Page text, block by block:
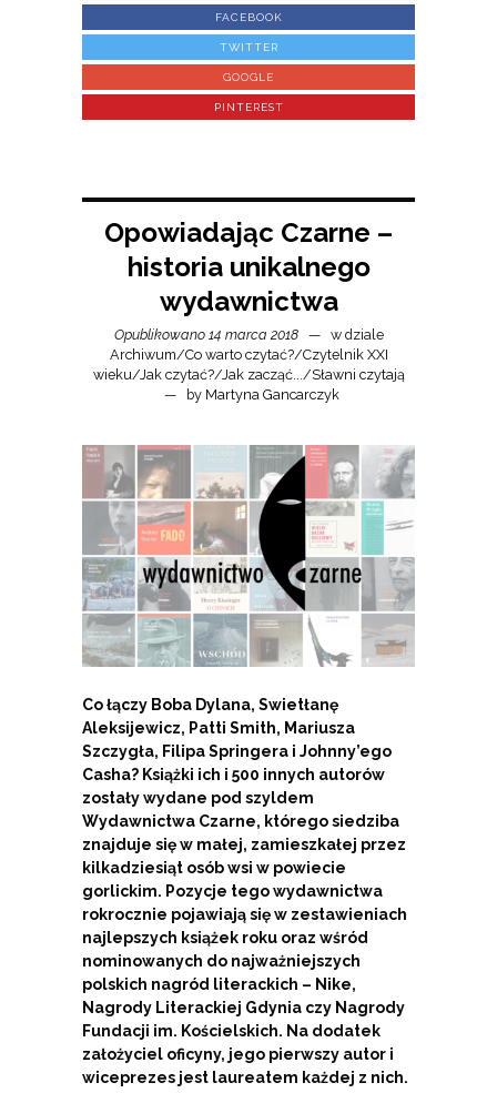
FACEBOOK
TWITTER
GOOGLE
PINTEREST
Opowiadając Czarne –
historia unikalnego
wydawnictwa
Opublikowano 14 marca 2018
w dziale
Archiwum/Co warto czytać?/Czytelnik XXI
wieku/Jak czytać?/Jak zacząć... /Sławni czytają
by Martyna Gancarczyk
Co łączy Boba Dylana, Swietłanę
Aleksijewicz, Patti Smith, Mariusza
Szczygła, Filipa Springera i Johnny’ego
Casha? Książki ich i 500 innych autorów
zostały wydane pod szyldem
Wydawnictwa Czarne, którego siedziba
znajduje się w małej, zamieszkałej przez
kilkadziesiąt osób wsi w powiecie
gorlickim. Pozycje tego wydawnictwa
rokrocznie pojawiają się w zestawieniach
najlepszych książek roku oraz wśród
nominowanych do najważniejszych
polskich nagród literackich – Nike,
Nagrody Literackiej Gdynia czy Nagrody
Fundacji im. Kościelskich. Na dodatek
założyciel oficyny, jego pierwszy autor i
wiceprezes jest laureatem każdej z nich.